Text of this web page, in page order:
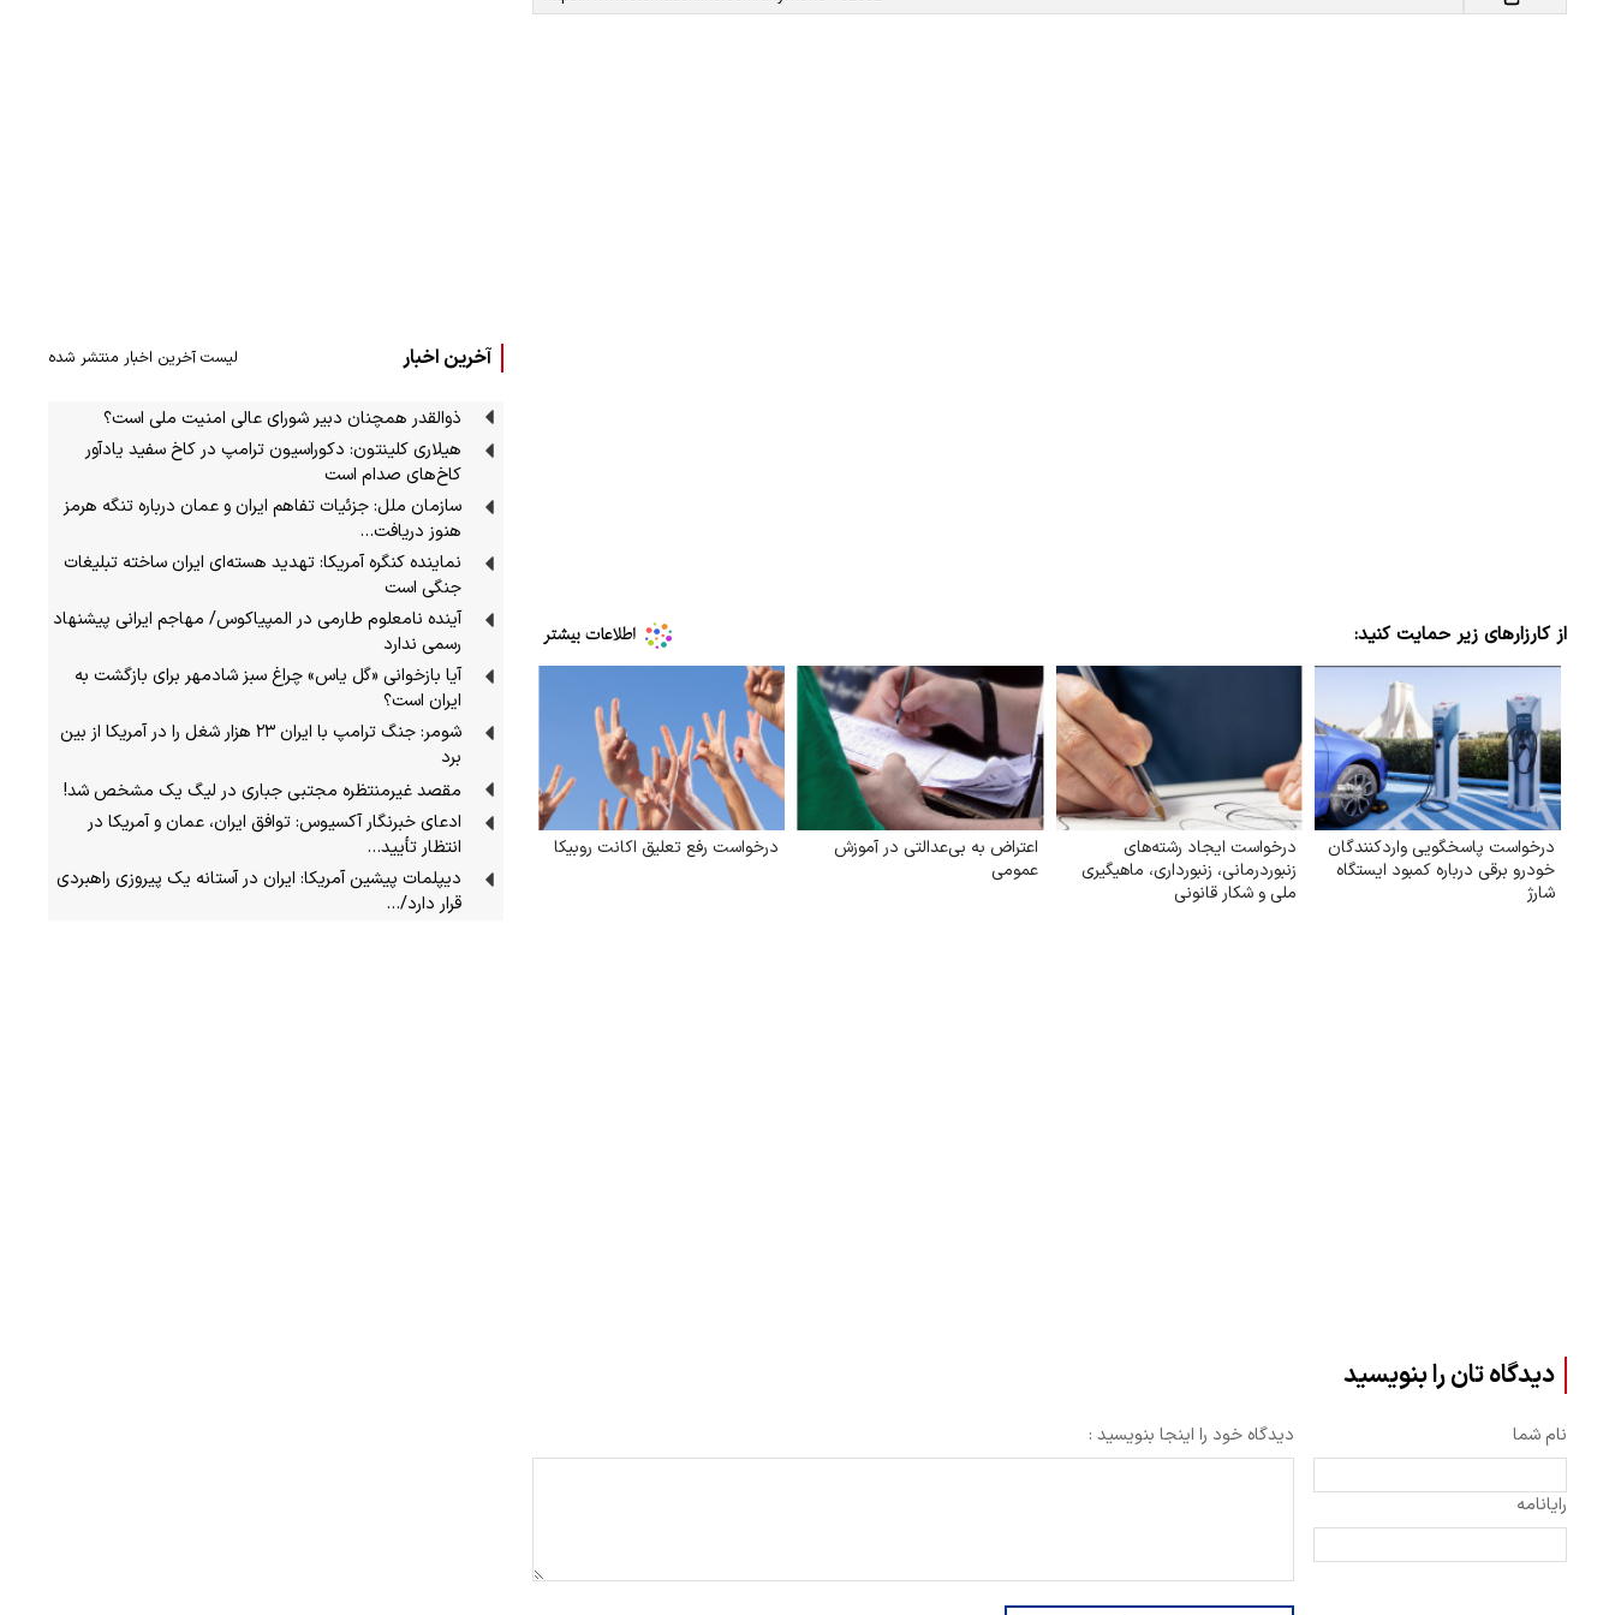
از کارزارهای زیر حمایت کنید:
درخواست پاسخگویی واردکنندگان
خودرو برقی درباره کمبود ایستگاه
شارژ
درخواست ایجاد رشته‌های
زنبوردرمانی، زنبورداری، ماهیگیری
ملی و شکار قانونی
اعتراض به بی‌عدالتی در آموزش
عمومی
درخواست رفع تعلیق اکانت روبیکا
دیدگاه تان را بنویسید
نام شما
رایانامه
دیدگاه خود را اینجا بنویسید :
آخرین اخبار لیست آخرین اخبار منتشر شده
ذوالقدر همچنان دبیر شورای ‌عالی امنیت ملی است؟
هیلاری کلینتون: دکوراسیون ترامپ در کاخ سفید یادآور
کاخ‌های صدام است
سازمان ملل: جزئیات تفاهم ایران و عمان درباره تنگه هرمز
هنوز دریافت…
نماینده کنگره آمریکا: تهدید هسته‌ای ایران ساخته تبلیغات
جنگی است
آینده نامعلوم طارمی در المپیاکوس/ مهاجم ایرانی پیشنهاد
رسمی ندارد
آیا بازخوانی «گل یاس» چراغ سبز شادمهر برای بازگشت به
ایران است؟
شومر: جنگ ترامپ با ایران ۲۳ هزار شغل را در آمریکا از بین
برد
مقصد غیرمنتظره مجتبی جباری در لیگ یک مشخص شد!
ادعای خبرنگار آکسیوس: توافق ایران، عمان و آمریکا در
انتظار تأیید…
دیپلمات پیشین آمریکا: ایران در آستانه یک پیروزی راهبردی
قرار دارد/…